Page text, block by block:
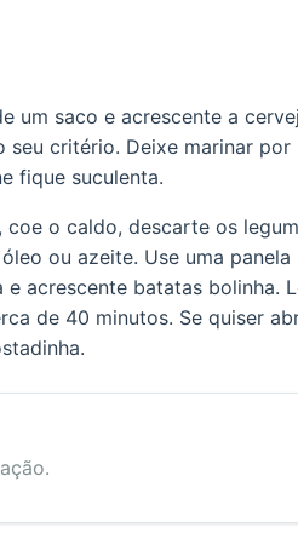
um saco e acrescente a
critério. Deixe marinar por
fique suculenta.
o caldo, descarte os
ou azeite. Use uma
acrescente batatas bolinha.
de 40 minutos. Se quiser